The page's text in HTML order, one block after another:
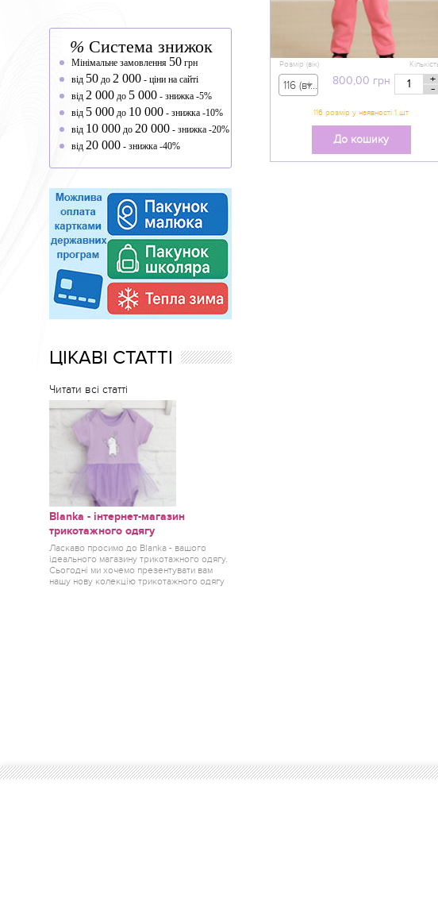
% Система знижок
Мінімальне замовлення 50 грн
від 50 до 2 000 - ціни на сайті
від 2 000 до 5 000 - знижка -5%
від 5 000 до 10 000 - знижка -10%
від 10 000 до 20 000 - знижка -20%
від 20 000 - знижка -40%
ЦІКАВІ СТАТТІ
Читати всі статті
Blanka - інтернет-магазин
трикотажного одягу
Ласкаво просимо до Blanka - вашого
ідеального магазину трикотажного одягу.
Сьогодні ми хочемо презентувати вам
нашу нову колекцію трикотажного одягу
800,00 грн
Розмір (вік)
116 (вік 5-6 р) - 800,00 грн +
-
До кошику